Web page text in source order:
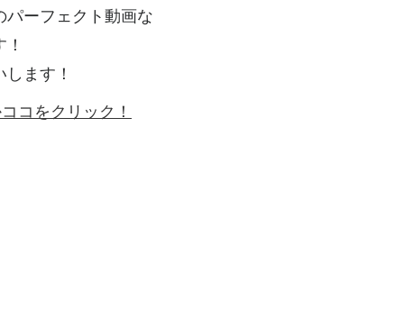
パーフェクト動画な
ます！
コをクリック！